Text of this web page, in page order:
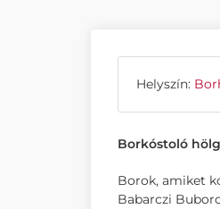
Helyszín:
Borkóstoló
Borok, amiket
Babarczi